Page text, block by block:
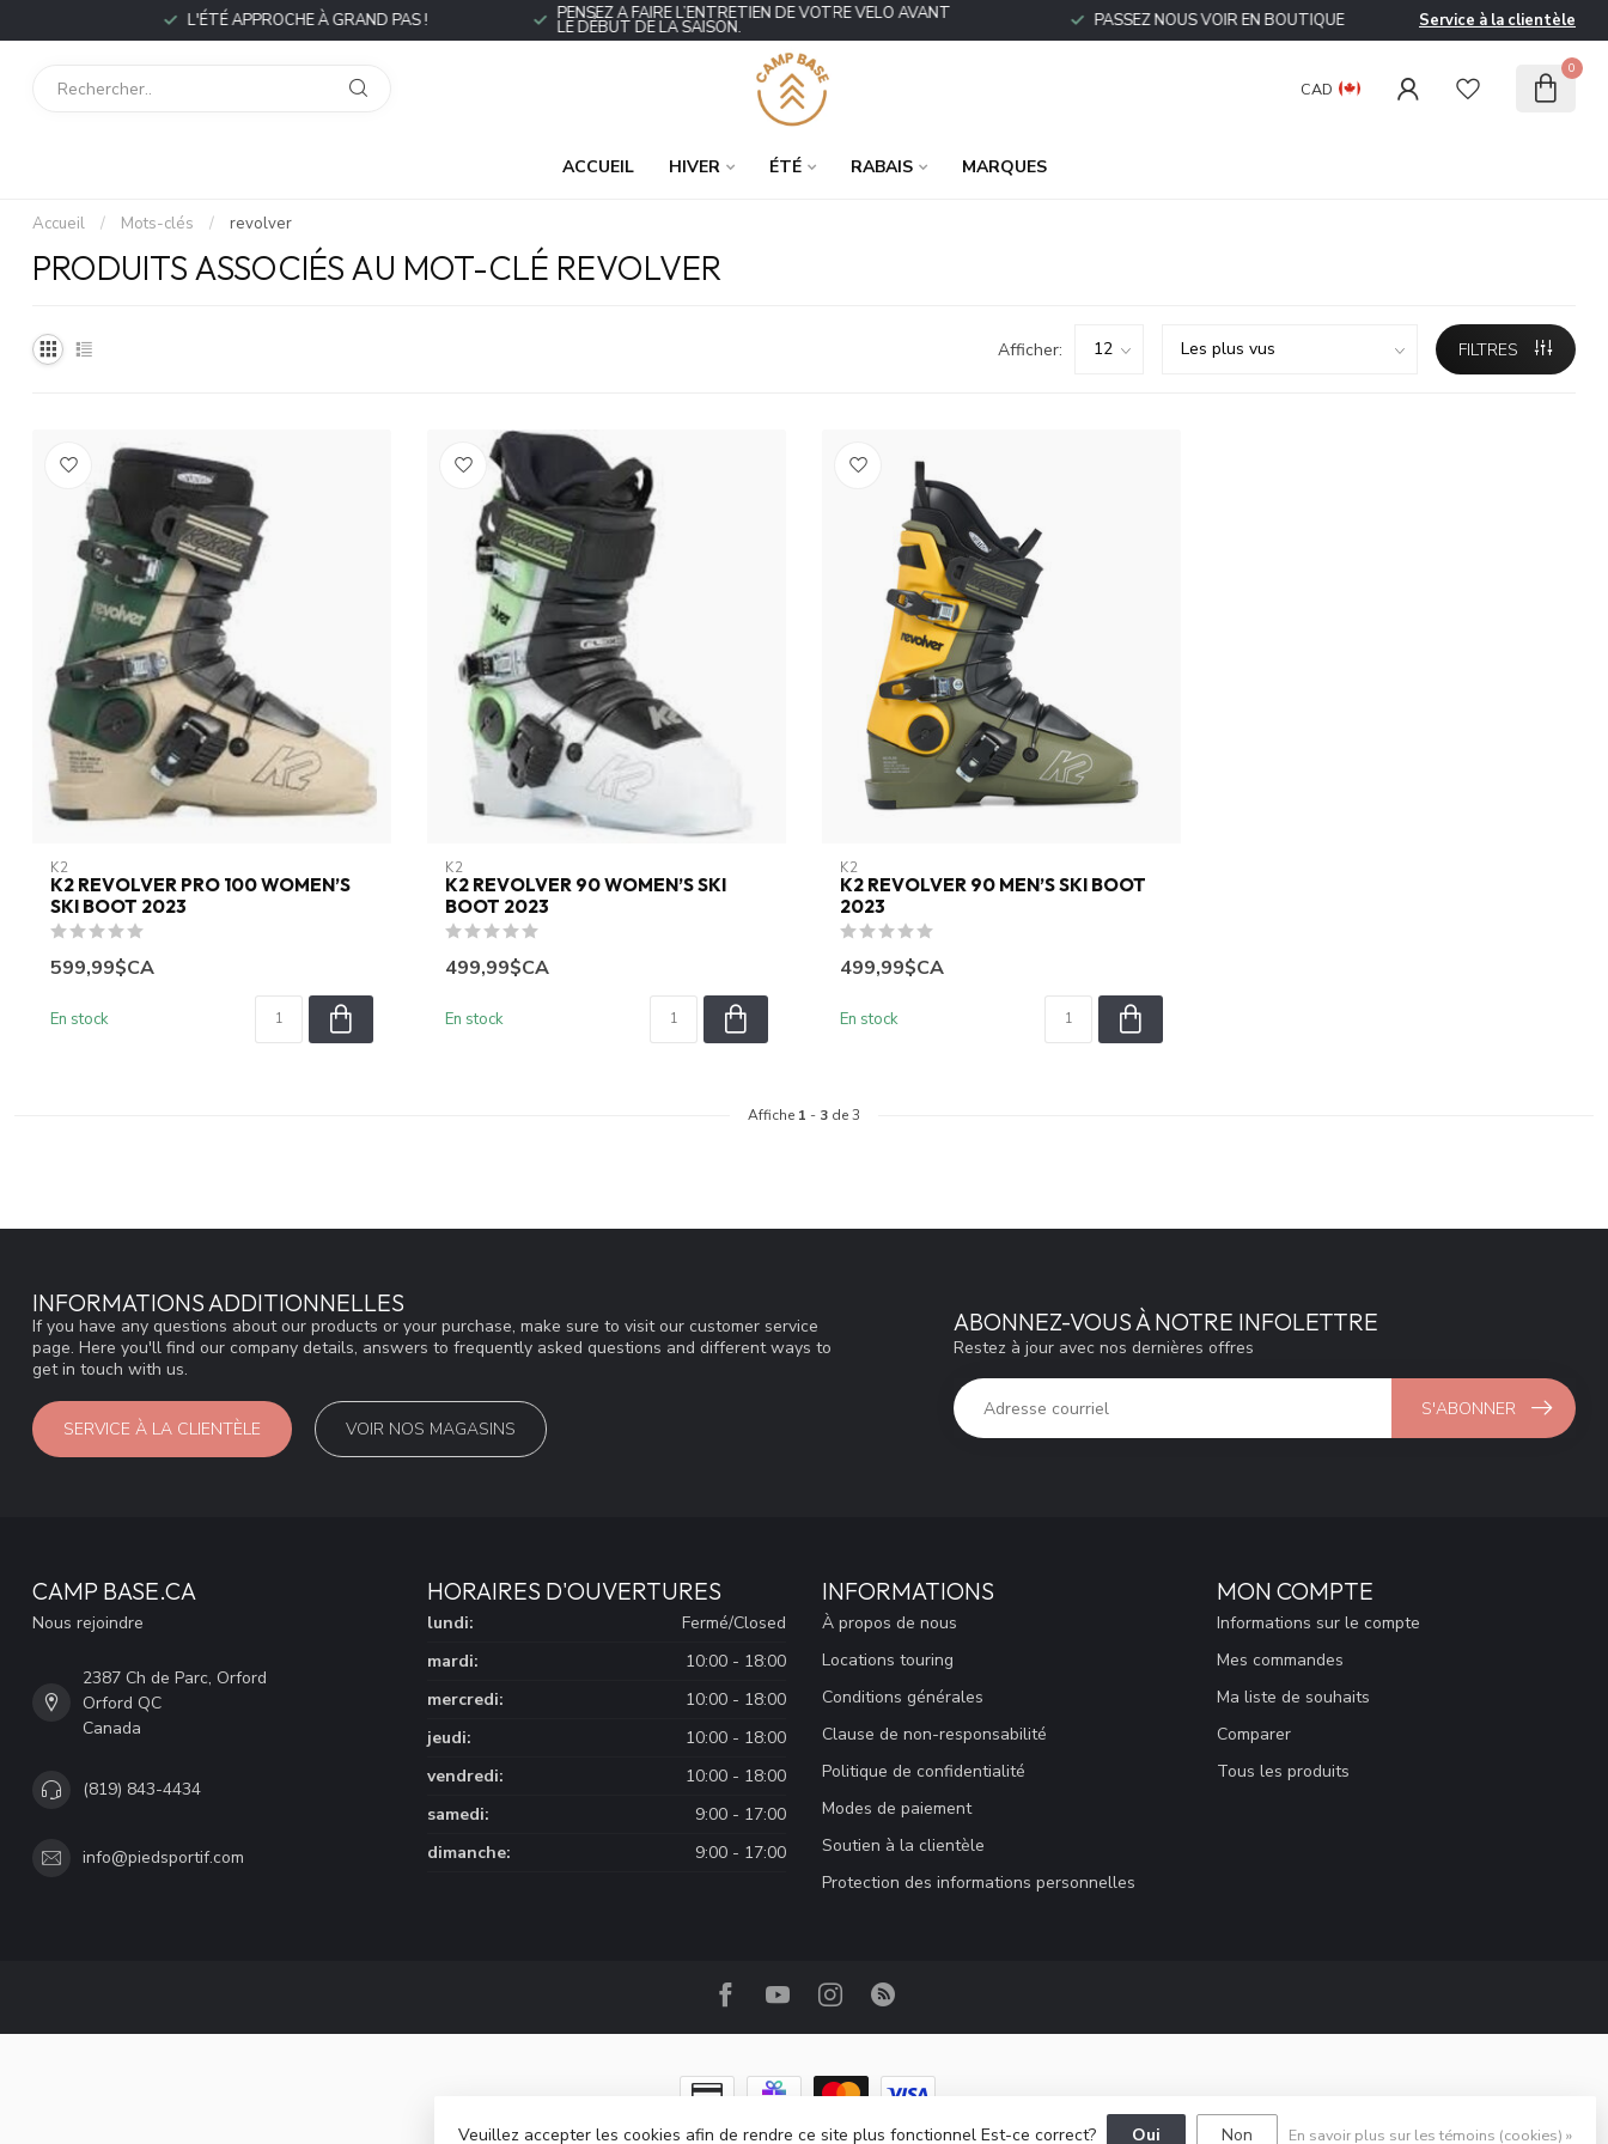
L'ÉTÉ APPROCHE À GRAND PAS ! PENSEZ À FAIRE L’ENTRETIEN DE VOTRE VÉLO AVANT
LE DÉBUT DE LA SAISON. PASSEZ NOUS VOIR EN BOUTIQUE Service à la clientèle
CAD
0
ACCUEIL HIVER ÉTÉ RABAIS MARQUES
Accueil / Mots-clés / revolver
PRODUITS ASSOCIÉS AU MOT-CLÉ REVOLVER
Afficher: FILTRES
K2
K2 REVOLVER PRO 100 WOMEN’S
SKI BOOT 2023
599,99$CA
En stock
K2
K2 REVOLVER 90 WOMEN’S SKI
BOOT 2023
499,99$CA
En stock
K2
K2 REVOLVER 90 MEN’S SKI BOOT
2023
499,99$CA
En stock
Affiche 1 - 3 de 3
INFORMATIONS ADDITIONNELLES
If you have any questions about our products or your purchase, make sure to visit our customer service
page. Here you'll find our company details, answers to frequently asked questions and different ways to
get in touch with us.
SERVICE À LA CLIENTÈLE VOIR NOS MAGASINS
ABONNEZ-VOUS À NOTRE INFOLETTRE
Restez à jour avec nos dernières offres
S'ABONNER
CAMP BASE.CA
Nous rejoindre
2387 Ch de Parc, Orford
Orford QC
Canada
(819) 843-4434
info@piedsportif.com
HORAIRES D'OUVERTURES
lundi:
Fermé/Closed
mardi:
10:00 - 18:00
mercredi:
10:00 - 18:00
jeudi:
10:00 - 18:00
vendredi:
10:00 - 18:00
samedi:
9:00 - 17:00
dimanche:
9:00 - 17:00
INFORMATIONS
À propos de nous
Locations touring
Conditions générales
Clause de non-responsabilité
Politique de confidentialité
Modes de paiement
Soutien à la clientèle
Protection des informations personnelles
MON COMPTE
Informations sur le compte
Mes commandes
Ma liste de souhaits
Comparer
Tous les produits
© Copyright 2026 Camp Base.ca- Powered byLightspeed-Lightspeed designbyDyvelopment
Veuillez accepter les cookies afin de rendre ce site plus fonctionnel Est-ce correct? Oui Non En savoir plus sur les témoins (cookies) »